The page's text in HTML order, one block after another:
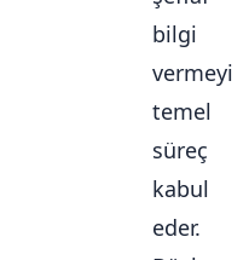
bilgi
vermeyi
temel
süreç
kabul
eder.